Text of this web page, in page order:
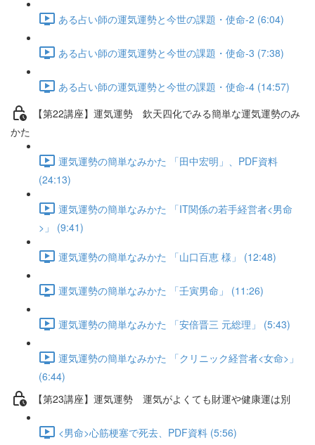
ある占い師の運気運勢と今世の課題・使命-2 (6:04)
ある占い師の運気運勢と今世の課題・使命-3 (7:38)
ある占い師の運気運勢と今世の課題・使命-4 (14:57)
【第22講座】運気運勢 欽天四化でみる簡単な運気運勢のみ
かた
運気運勢の簡単なみかた 「田中宏明」、PDF資料
(24:13)
運気運勢の簡単なみかた 「IT関係の若手経営者<男命
>」 (9:41)
運気運勢の簡単なみかた 「山口百恵 様」 (12:48)
運気運勢の簡単なみかた 「壬寅男命」 (11:26)
運気運勢の簡単なみかた 「安倍晋三 元総理」 (5:43)
運気運勢の簡単なみかた 「クリニック経営者<女命>」
(6:44)
【第23講座】運気運勢 運気がよくても財運や健康運は別
<男命>心筋梗塞で死去、PDF資料 (5:56)